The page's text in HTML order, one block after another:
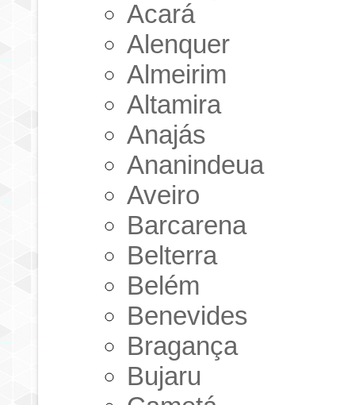
Acará
Alenquer
Almeirim
Altamira
Anajás
Ananindeua
Aveiro
Barcarena
Belterra
Belém
Benevides
Bragança
Bujaru